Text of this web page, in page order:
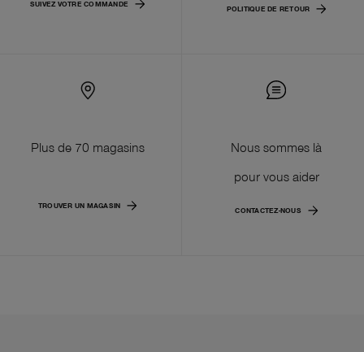
SUIVEZ VOTRE COMMANDE
POLITIQUE DE RETOUR
Plus de 70 magasins
TROUVER UN MAGASIN
Nous sommes là
pour vous aider
CONTACTEZ-NOUS